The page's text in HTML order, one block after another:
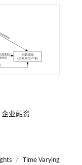
企业融资
/ Time Varying